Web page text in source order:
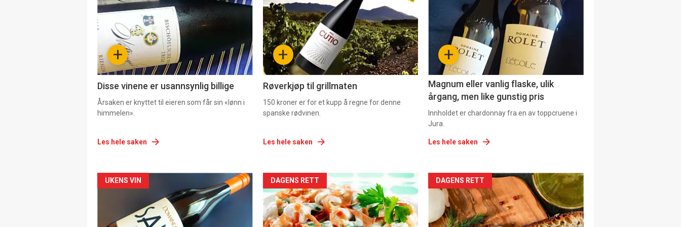
+
Disse vinene er usannsynlig billige
Årsaken er knyttet til eieren som får sin «lønn i
himmelen».
Les hele saken
nå
-
2 +
Røverkjøp til grillmaten
150 kroner er for et kupp å regne for denne
spanske rødvinen.
Les hele saken
nå
+
Magnum eller vanlig flaske, ulik
årgang, men like gunstig pris
Innholdet er chardonnay fra en av toppcruene i
Jura.
Les hele saken
Forsiden
akkurat
UKENS VIN
Forsiden
akkurat
DAGENS RETT
Forsiden
akkurat
DAGENS RETT